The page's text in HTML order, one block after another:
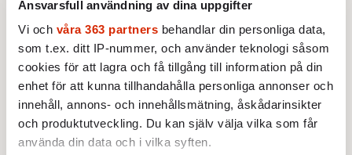
Ansvarsfull användning av dina uppgifter
Vi och våra 363 partners behandlar din personliga data,
som t.ex. ditt IP-nummer, och använder teknologi såsom
cookies för att lagra och få tillgång till information på din
enhet för att kunna tillhandahålla personliga annonser och
innehåll, annons- och innehållsmätning, åskådarinsikter
och produktutveckling. Du kan själv välja vilka som får
använda din data och i vilka syften.
hela valrörelsen som präglad av så kallad
truth, ett debattklimat där sanningshalten i
ett påstående inte är relevant – det viktiga är
att väcka rätt känslor. Miljöpartiet kommer
dock att ”fortsätta vara en kraft för ärliga och
tydliga debatter och dialoger grundade på
fakta och upprätthållande av sanningen”,